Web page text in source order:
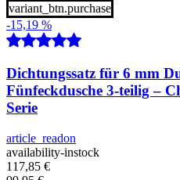
variant_btn.purchase
-15,19 %
Dichtungssatz für 6 mm
Fünfeckdusche 3-teilig –
Serie
article_readon
availability-instock
117,85 €